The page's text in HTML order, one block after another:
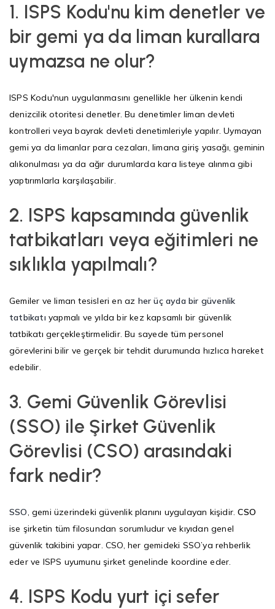
1. ISPS Kodu'nu kim denetler ve
bir gemi ya da liman kurallara
uymazsa ne olur?
ISPS Kodu'nun uygulanmasını genellikle her ülkenin kendi
denizcilik otoritesi denetler. Bu denetimler liman devleti
kontrolleri veya bayrak devleti denetimleriyle yapılır. Uymayan
gemi ya da limanlar para cezaları, limana giriş yasağı, geminin
alıkonulması ya da ağır durumlarda kara listeye alınma gibi
yaptırımlarla karşılaşabilir.
2. ISPS kapsamında güvenlik
tatbikatları veya eğitimleri ne
sıklıkla yapılmalı?
Gemiler ve liman tesisleri en az her üç ayda bir güvenlik
tatbikatıyapmalı ve yılda bir kez kapsamlı bir güvenlik
tatbikatı gerçekleştirmelidir. Bu sayede tüm personel
görevlerini bilir ve gerçek bir tehdit durumunda hızlıca hareket
edebilir.
3. Gemi Güvenlik Görevlisi
(SSO) ile Şirket Güvenlik
Görevlisi (CSO) arasındaki
fark nedir?
SSO, gemi üzerindeki güvenlik planını uygulayan kişidir.CSO
ise şirketin tüm filosundan sorumludur ve kıyıdan genel
güvenlik takibini yapar. CSO, her gemideki SSO’ya rehberlik
eder ve ISPS uyumunu şirket genelinde koordine eder.
4. ISPS Kodu yurt içi sefer